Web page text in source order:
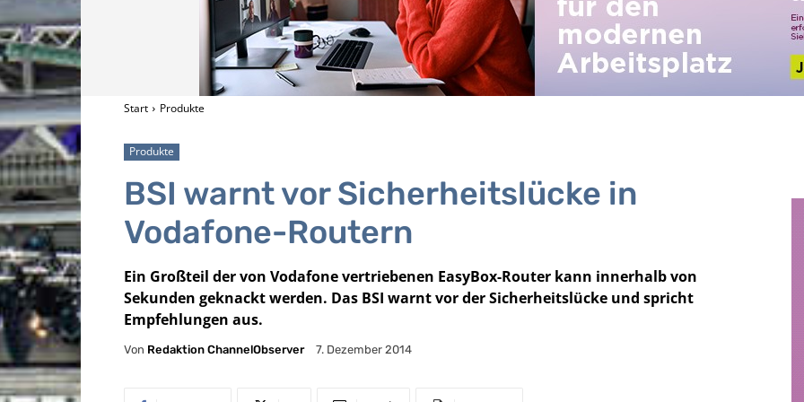
Start Produkte
Produkte
BSI warnt vor Sicherheitslücke in
Vodafone-Routern
Ein Großteil der von Vodafone vertriebenen EasyBox-Router kann innerhalb von
Sekunden geknackt werden. Das BSI warnt vor der Sicherheitslücke und spricht
Empfehlungen aus.
Von Redaktion ChannelObserver 7. Dezember 2014